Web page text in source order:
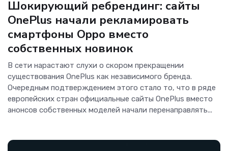
Шокирующий ребрендинг: сайты
OnePlus начали рекламировать
смартфоны Oppo вместо
собственных новинок
В сети нарастают слухи о скором прекращении
существования OnePlus как независимого бренда.
Очередным подтверждением этого стало то, что в ряде
европейских стран официальные сайты OnePlus вместо
анонсов собственных моделей начали перенаправлять...